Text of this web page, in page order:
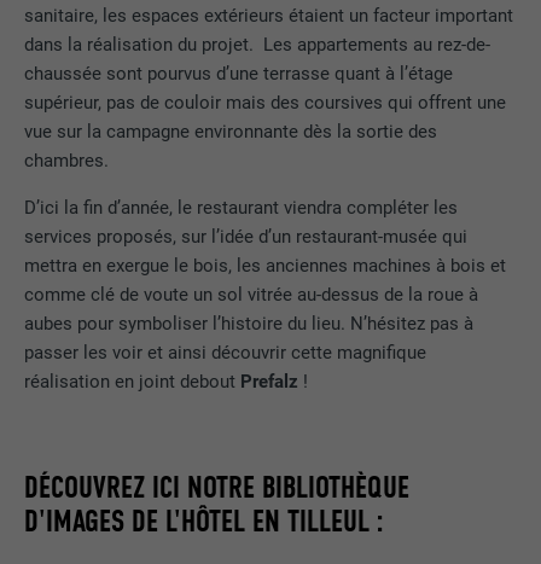
sanitaire, les espaces extérieurs étaient un facteur important
dans la réalisation du projet. Les appartements au rez-de-
chaussée sont pourvus d’une terrasse quant à l’étage
supérieur, pas de couloir mais des coursives qui offrent une
vue sur la campagne environnante dès la sortie des
chambres.
D’ici la fin d’année, le restaurant viendra compléter les
services proposés, sur l’idée d’un restaurant-musée qui
mettra en exergue le bois, les anciennes machines à bois et
comme clé de voute un sol vitrée au-dessus de la roue à
aubes pour symboliser l’histoire du lieu. N’hésitez pas à
passer les voir et ainsi découvrir cette magnifique
réalisation en joint debout Prefalz !
DÉCOUVREZ ICI NOTRE BIBLIOTHÈQUE
D'IMAGES DE L'HÔTEL EN TILLEUL :
NOM PHPSESSID
FOURNISSEUR PHP
EXPIRATION Session
UTILITÉ
actuelle en ce qui concerne les
applications PHP et garantit que toutes
les fonctions de la page qui utilisent le
langage de programmation PHP
peuvent être affichées correctement.
EXPIRATION 12 mois
Afficher les informations relatives aux cookies
STATISTIQUES (SERVICES AMÉRICAINS COMPRIS)
Les cookies « Statistiques (services américains compris) »
nous aident à comprendre comment le site Internet est utilisé.
Nous collectons des informations pour améliorer l'expérience
NOM _ga
FOURNISSEUR Google Universal Analytics
EXPIRATION 2 ans
site Internet.
Afficher les informations relatives aux cookies
MARKETING ET MÉDIAS EXTERNES (SERVICES AMÉRICAINS
COMPRIS)
Les cookies « Marketing et médias externes (services
américains compris) » sont utilisés par les annonceurs
(prestataires tiers) pour afficher de la publicité personnalisée.
plateformes vidéo et de réseaux sociaux ne nécessite plus de
consentement manuel.